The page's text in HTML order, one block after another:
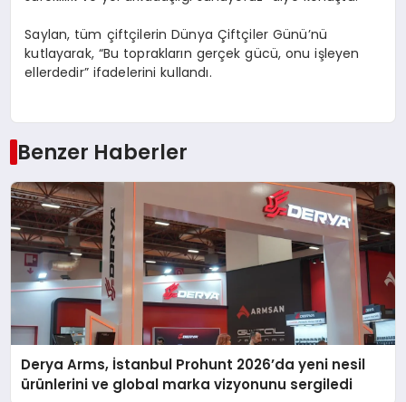
Saylan, tüm çiftçilerin Dünya Çiftçiler Günü’nü
kutlayarak, “Bu toprakların gerçek gücü, onu işleyen
ellerdedir” ifadelerini kullandı.
Benzer Haberler
Derya Arms, İstanbul Prohunt 2026’da yeni nesil
ürünlerini ve global marka vizyonunu sergiledi